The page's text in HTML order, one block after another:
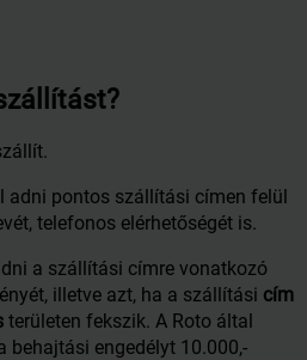
adni pontos szállítási címen felül
telefonos elérhetőségét is.
a szállítási címre vonatkozó
illetve azt, ha a szállítási cím
területen fekszik. A Roto által
behajtási engedélyt 10.000,-